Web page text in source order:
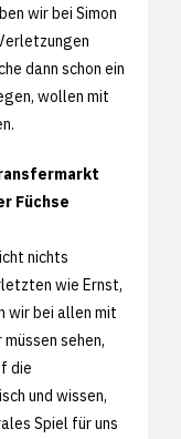
wir bei Simon
dann schon ein
wollen mit
Füchse
nichts
wie Ernst,
wir bei allen mit
sehen,
die
und wissen,
Spiel für uns